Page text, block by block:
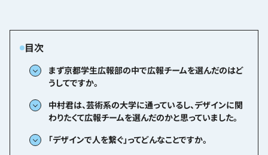
まず京都学生広報部の中で広報チームを選んだのはど
うしてですか。
中村君は、芸術系の大学に通っているし、デザインに関
わりたくて広報チームを選んだのかと思っていました。
「デザインで人を繋ぐ」ってどんなことですか。